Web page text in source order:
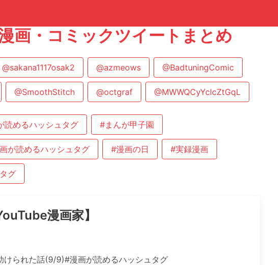
画・コミックツイートまとめ
@sakana1117osak2 @azmeows @BadtuningComic
@SmoothStitch @octgraf @MWWQCyYclcZtGqL
読めるハッシュタグ #まんが甲子園
が読めるハッシュタグ #漫画の日 #実録漫画
グ
漫画家】
けられた話(9/9)#漫画が読めるハッシュタグ